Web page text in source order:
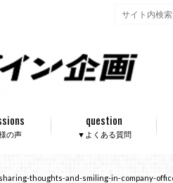
の声 ▼よくある質問
question
thoughts-and-smiling-in-company-